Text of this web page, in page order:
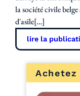
la société civile
d'asile[…]
lire la